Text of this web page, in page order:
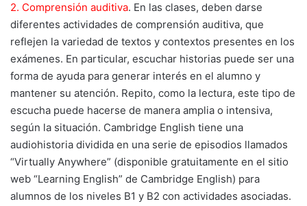
2. Comprensión auditiva. En las clases, deben darse
diferentes actividades de comprensión auditiva, que
reflejen la variedad de textos y contextos presentes en los
exámenes. En particular, escuchar historias puede ser una
forma de ayuda para generar interés en el alumno y
mantener su atención. Repito, como la lectura, este tipo de
escucha puede hacerse de manera amplia o intensiva,
según la situación. Cambridge English tiene una
audiohistoria dividida en una serie de episodios llamados
“Virtually Anywhere” (disponible gratuitamente en el sitio
web “Learning English” de Cambridge English) para
alumnos de los niveles B1 y B2 con actividades asociadas.